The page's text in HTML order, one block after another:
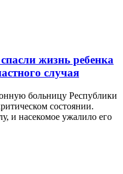
жизнь ребенка
случая
больницу Республики
состоянии.
и насекомое ужалило его